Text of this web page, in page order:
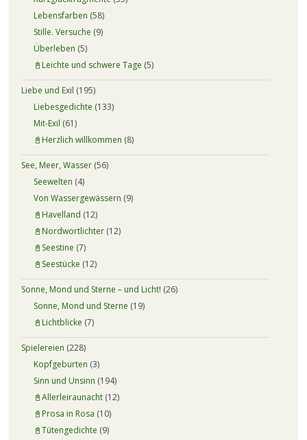
Lebensfarben (58)
Stille. Versuche (9)
Überleben (5)
📓Leichte und schwere Tage (5)
Liebe und Exil (195)
Liebesgedichte (133)
Mit-Exil (61)
📓Herzlich willkommen (8)
See, Meer, Wasser(56)
Seewelten (4)
Von Wassergewässern (9)
📓Havelland (12)
📓Nordwortlichter(12)
📓Seestine (7)
📓Seestücke (12)
Sonne, Mond und Sterne – und Licht! (26)
Sonne, Mond und Sterne (19)
📓Lichtblicke (7)
Spielereien (228)
Kopfgeburten (3)
Sinn und Unsinn (194)
📓Allerleiraunacht(12)
📓Prosa in Rosa (10)
📓Tütengedichte (9)